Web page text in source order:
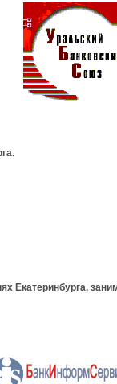
Екатеринбурга,